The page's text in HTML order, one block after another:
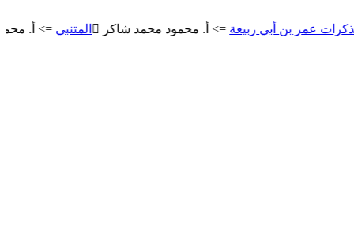
المتنبي=> أ. محمود عمر بن أبي ربيعة=> أ. محمود محمد شاكر